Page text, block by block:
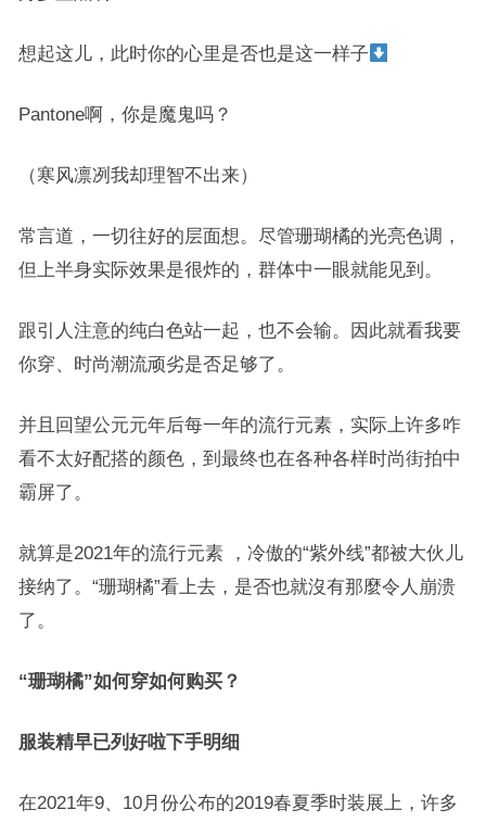
想起这儿，此时你的心里是否也是这一样子
Pantone啊，你是魔鬼吗？
（寒风凛冽我却理智不出来）
常言道，一切往好的层面想。尽管珊瑚橘的光亮色调，
但上半身实际效果是很炸的，群体中一眼就能见到。
跟引人注意的纯白色站一起，也不会输。因此就看我要
你穿、时尚潮流顽劣是否足够了。
并且回望公元元年后每一年的流行元素，实际上许多咋
看不太好配搭的颜色，到最终也在各种各样时尚街拍中
霸屏了。
就算是2021年的流行元素 ，冷傲的“紫外线”都被大伙儿
接纳了。“珊瑚橘”看上去，是否也就沒有那麼令人崩溃
了。
“珊瑚橘”如何穿如何购买？
服装精早已列好啦下手明细
在2021年9、10月份公布的2019春夏季时装展上，许多